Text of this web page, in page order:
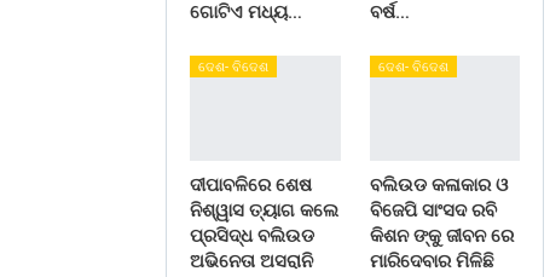
ଗୋଟିଏ ମଧ୍ୟ…
ବର୍ଷ…
ଦେଶ- ବିଦେଶ
ଦୀପାବଳିରେ ଶେଷ
ନିଶ୍ୱାସ ତ୍ୟାଗ କଲେ
ପ୍ରସିଦ୍ଧ ବଲିଉଡ
ଅଭିନେତା ଅସରାନି
ଦେଶ- ବିଦେଶ
ବଲିଉଡ କଳାକାର ଓ
ବିଜେପି ସାଂସଦ ରବି
କିଶନ ଙ୍କୁ ଜୀବନ ରେ
ମାରିଦେବାର ମିଳିଛି